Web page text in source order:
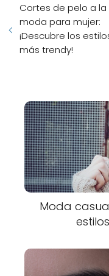
Cortes de pelo a la
moda para mujer:
¡Descubre los
más trendy!
Moda